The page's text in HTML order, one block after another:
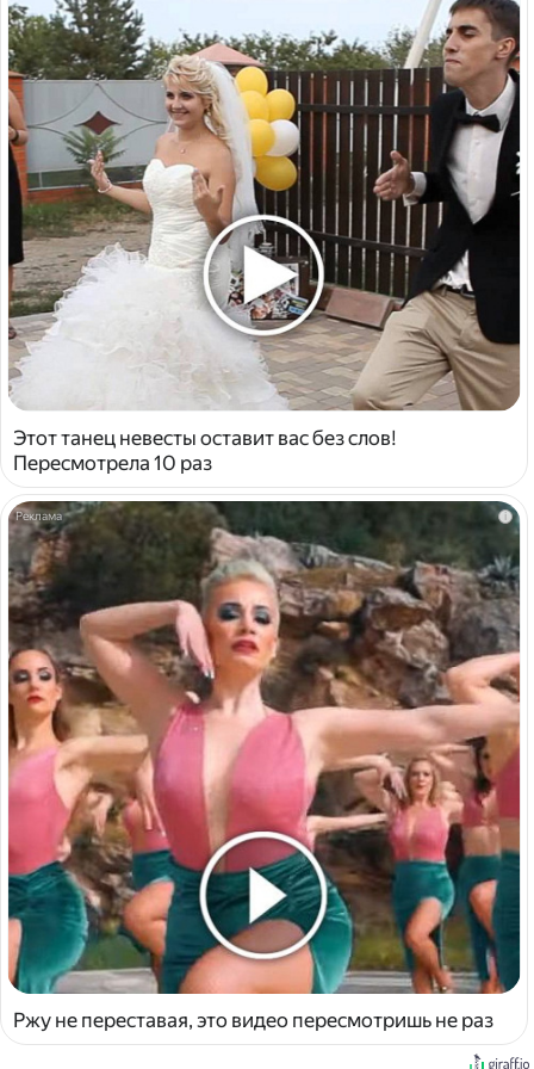
Этот танец невесты оставит вас без слов!
Пересмотрела 10 раз
i
Ржу не переставая, это видео пересмотришь не раз